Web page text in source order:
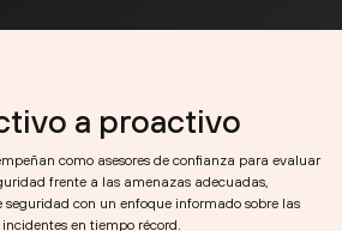
a proactivo
como asesores de confianza para evaluar
frente a las amenazas adecuadas,
con un enfoque informado sobre las
en tiempo récord.